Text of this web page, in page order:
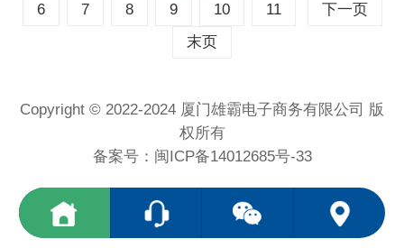
6
7 8 9 10 11
下一页
末页
Copyright © 2022-2024 厦门雄霸电子商务有限公司 版
权所有
备案号： 闽ICP备14012685号-33